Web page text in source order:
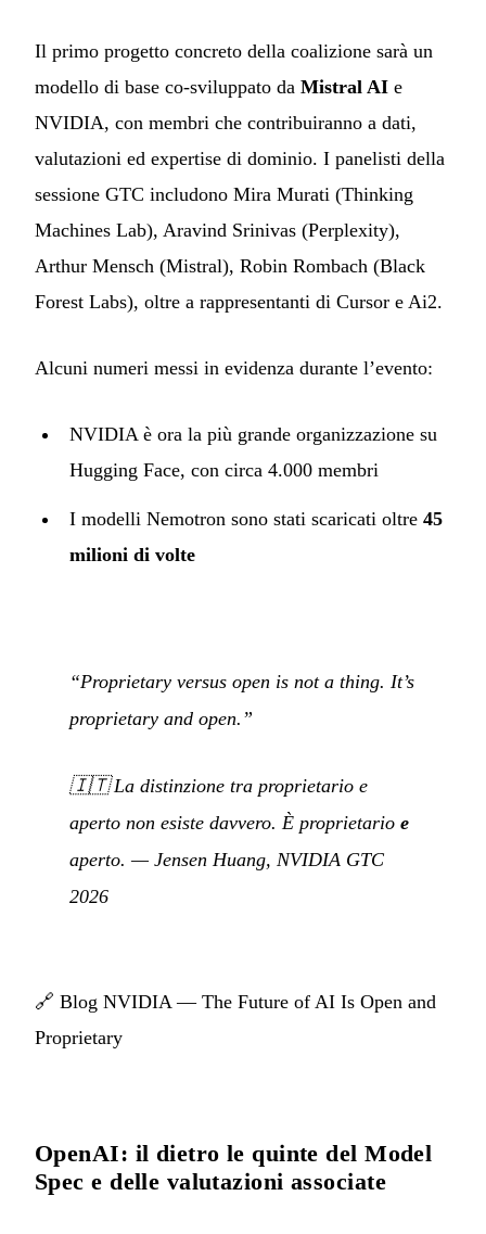
Il primo progetto concreto della coalizione sarà un
modello di base co-sviluppato da Mistral AI e
NVIDIA, con membri che contribuiranno a dati,
valutazioni ed expertise di dominio. I panelisti della
sessione GTC includono Mira Murati (Thinking
Machines Lab), Aravind Srinivas (Perplexity),
Arthur Mensch (Mistral), Robin Rombach (Black
Forest Labs), oltre a rappresentanti di Cursor e Ai2.
Alcuni numeri messi in evidenza durante l’evento:
NVIDIA è ora la più grande organizzazione su
Hugging Face, con circa 4.000 membri
I modelli Nemotron sono stati scaricati oltre 45
milioni di volte
“Proprietary versus open is not a thing. It’s
proprietary and open.”
🇮🇹La distinzione tra proprietario e
aperto non esiste davvero. È proprietario e
aperto. — Jensen Huang, NVIDIA GTC
2026
🔗 Blog NVIDIA — The Future of AI Is Open and
Proprietary
OpenAI: il dietro le quinte del Model
Spec e delle valutazioni associate